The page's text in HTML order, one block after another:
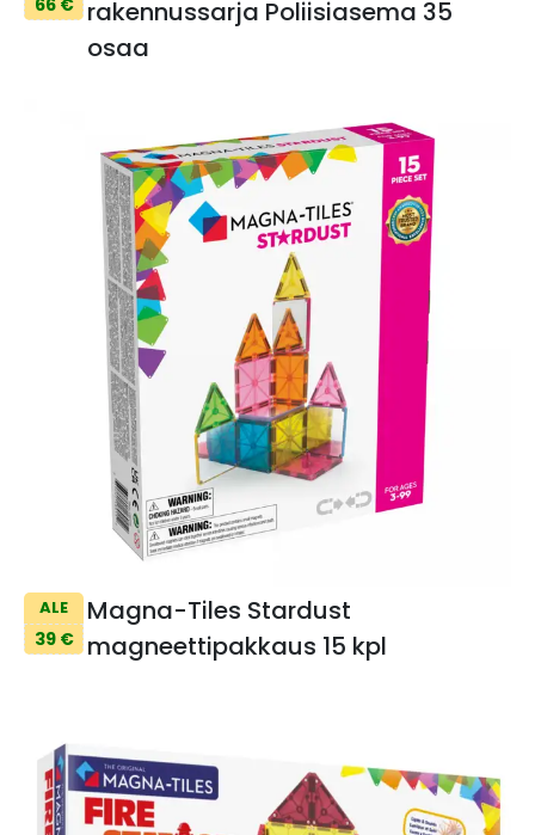
66 €
rakennussarja Poliisiasema 35
osaa
ALE
39 €
Magna-Tiles Stardust
magneettipakkaus 15 kpl